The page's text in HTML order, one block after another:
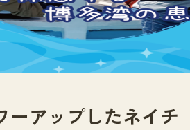
かウェブセンターとは
トマップ
ーアップしたネイチ